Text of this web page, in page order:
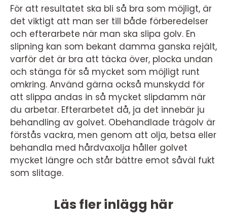
För att resultatet ska bli så bra som möjligt, är
det viktigt att man ser till både förberedelser
och efterarbete när man ska slipa golv. En
slipning kan som bekant damma ganska rejält,
varför det är bra att täcka över, plocka undan
och stänga för så mycket som möjligt runt
omkring. Använd gärna också munskydd för
att slippa andas in så mycket slipdamm när
du arbetar. Efterarbetet då, ja det innebär ju
behandling av golvet. Obehandlade trägolv är
förstås vackra, men genom att olja, betsa eller
behandla med hårdvaxolja håller golvet
mycket längre och står bättre emot såväl fukt
som slitage.
Läs fler inlägg här